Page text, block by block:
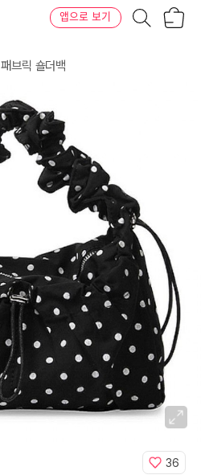
앱으로 보기
패브릭 숄더백
36